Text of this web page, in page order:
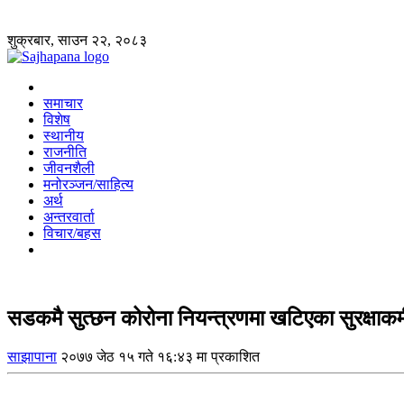
शुक्रबार, साउन २२, २०८३
समाचार
विशेष
स्थानीय
राजनीति
जीवनशैली
मनोरञ्जन/साहित्य
अर्थ
अन्तरवार्ता
विचार/बहस
सडकमै सुत्छन कोरोना नियन्त्रणमा खटिएका
साझापाना २०७७ जेठ १५ गते १६:४३ मा प्रकाशित